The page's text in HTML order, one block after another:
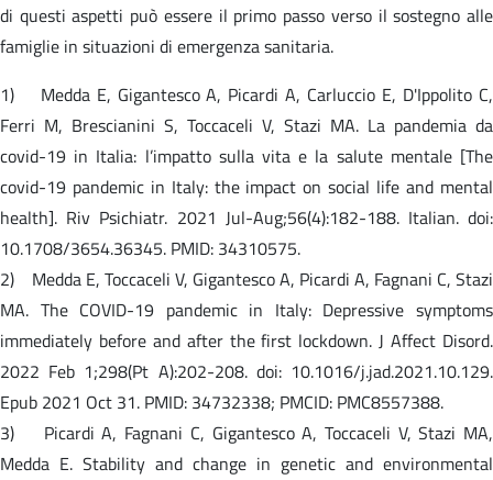
di questi aspetti può essere il primo passo verso il sostegno alle
famiglie in situazioni di emergenza sanitaria.
1) Medda E, Gigantesco A, Picardi A, Carluccio E, D'Ippolito C,
Ferri M, Brescianini S, Toccaceli V, Stazi MA. La pandemia da
covid-19 in Italia: l’impatto sulla vita e la salute mentale [The
covid-19 pandemic in Italy: the impact on social life and mental
health]. Riv Psichiatr. 2021 Jul-Aug;56(4):182-188. Italian. doi:
10.1708/3654.36345. PMID: 34310575.
2) Medda E, Toccaceli V, Gigantesco A, Picardi A, Fagnani C, Stazi
MA. The COVID-19 pandemic in Italy: Depressive symptoms
immediately before and after the first lockdown. J Affect Disord.
2022 Feb 1;298(Pt A):202-208. doi: 10.1016/j.jad.2021.10.129.
Epub 2021 Oct 31. PMID: 34732338; PMCID: PMC8557388.
3) Picardi A, Fagnani C, Gigantesco A, Toccaceli V, Stazi MA,
Medda E. Stability and change in genetic and environmental